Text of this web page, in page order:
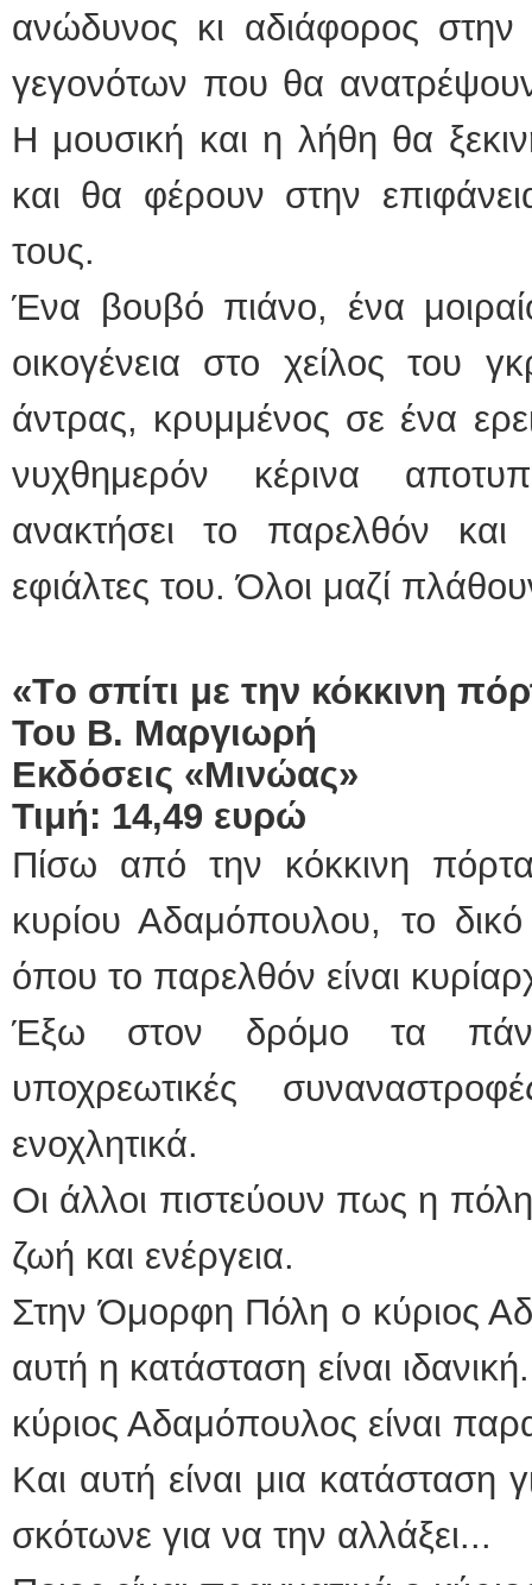
ανώδυνος κι αδιάφορος στην
γεγονότων που θα
Η μουσική και η λήθη θα
και θα φέρουν στην
τους.
Ένα βουβό πιάνο, ένα
οικογένεια στο χείλος του
άντρας, κρυμμένος σε ένα
νυχθημερόν κέρινα
ανακτήσει το παρελθόν
εφιάλτες του. Όλοι μαζί
«Tο σπίτι με την κόκκινη
Του Β. Μαργιωρή
Εκδόσεις «Μινώας»
Τιμή: 14,49 ευρώ
Πίσω από την κόκκινη
κυρίου Αδαμόπουλου, το
όπου το παρελθόν είναι
Έξω στον δρόμο τα
υποχρεωτικές
ενοχλητικά.
Οι άλλοι πιστεύουν πως η
ζωή και ενέργεια.
Στην Όμορφη Πόλη ο κύριος
αυτή η κατάσταση είναι
κύριος Αδαμόπουλος είναι
Και αυτή είναι μια κατάσταση
σκότωνε για να την αλλάξει...